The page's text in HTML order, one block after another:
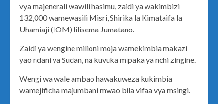
vya majenerali wawili hasimu, zaidi ya wakimbizi
132,000 wamewasili Misri, Shirika la Kimataifa la
Uhamiaji (IOM) lilisema Jumatano.
Zaidi ya wengine milioni moja wamekimbia makazi
yao ndani ya Sudan, na kuvuka mipaka ya nchi zingine.
Wengi wa wale ambao hawakuweza kukimbia
wamejificha majumbani mwao bila vifaa vya msingi.